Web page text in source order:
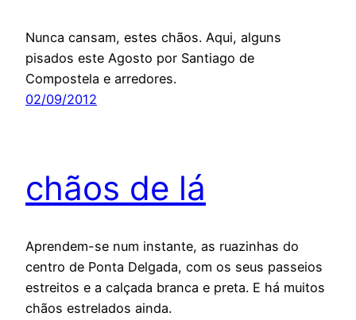
Nunca cansam, estes chãos. Aqui, alguns
pisados este Agosto por Santiago de
Compostela e arredores.
02/09/2012
chãos de lá
Aprendem-se num instante, as ruazinhas do
centro de Ponta Delgada, com os seus passeios
estreitos e a calçada branca e preta. E há muitos
chãos estrelados ainda.